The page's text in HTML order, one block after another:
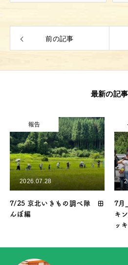
前の記事
最新の記事
報告
7/25 京北いきもの調べ隊 田
んぼ編
2026.07.28
7月
キ
ッ